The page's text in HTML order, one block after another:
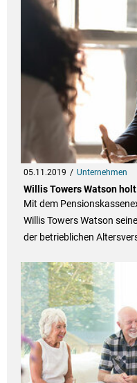
05.11.2019 Unternehmen
Willis Towers Watson
Mit dem
Willis Towers Watson
der betrieblichen